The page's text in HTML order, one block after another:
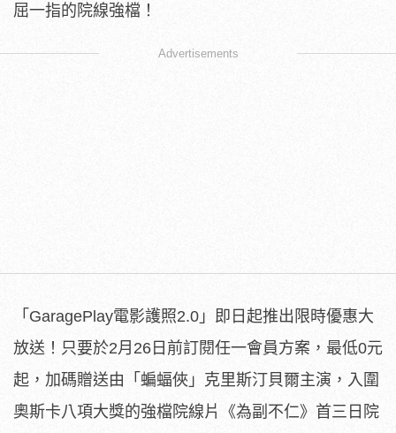
屈一指的院線強檔！
Advertisements
「GaragePlay電影護照2.0」
即日起推出限時優惠大
放送！只要於2月26日前訂閱任一會員方案 ，最低0元
起，加碼贈送由「蝙蝠俠」克里斯汀貝爾主演， 入圍
奧斯卡八項大獎的強檔院線片《為副不仁》首三日院